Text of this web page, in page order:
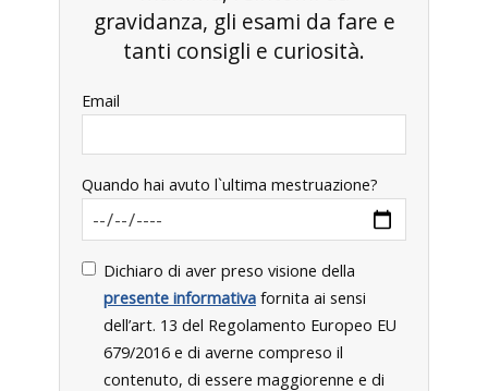
gravidanza, gli esami da fare e
tanti consigli e curiosità.
Email
Quando hai avuto l`ultima mestruazione?
Dichiaro di aver preso visione della
presente informativa fornita ai sensi
dell’art. 13 del Regolamento Europeo EU
679/2016 e di averne compreso il
contenuto, di essere maggiorenne e di